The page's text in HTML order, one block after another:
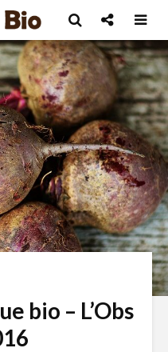
bio – L’Obs